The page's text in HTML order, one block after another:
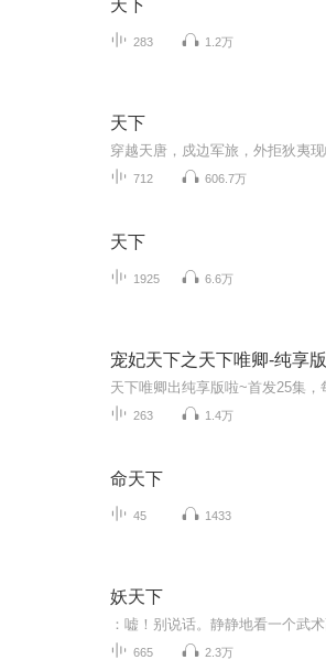
天下
283 1.2万
天下
712 606.7万
天下
1925 6.6万
宠妃天下之天下唯卿-纯享版
263 1.4万
命天下
45 1433
妖天下
665 2.3万